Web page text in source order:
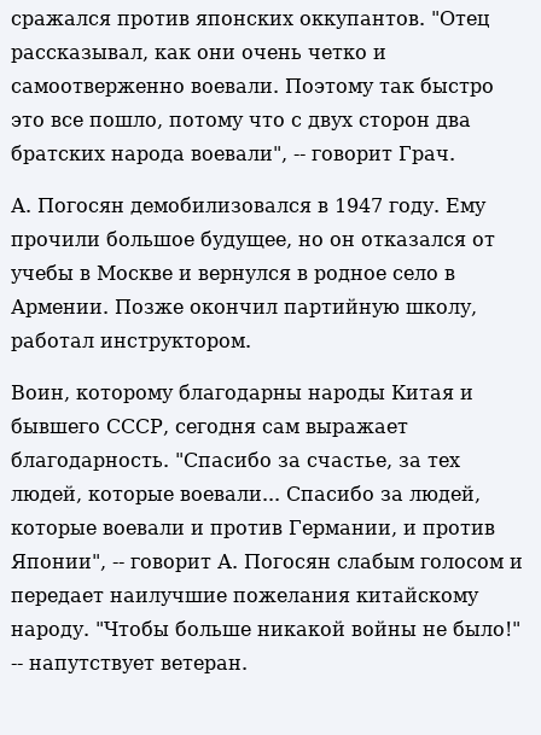
сражался против японских оккупантов. "Отец
рассказывал, как они очень четко и
самоотверженно воевали. Поэтому так быстро
это все пошло, потому что с двух сторон два
братских народа воевали", -- говорит Грач.
А. Погосян демобилизовался в 1947 году. Ему
прочили большое будущее, но он отказался от
учебы в Москве и вернулся в родное село в
Армении. Позже окончил партийную школу,
работал инструктором.
Воин, которому благодарны народы Китая и
бывшего СССР, сегодня сам выражает
благодарность. "Спасибо за счастье, за тех
людей, которые воевали... Спасибо за людей,
которые воевали и против Германии, и против
Японии", -- говорит А. Погосян слабым голосом и
передает наилучшие пожелания китайскому
народу. "Чтобы больше никакой войны не было!"
-- напутствует ветеран.